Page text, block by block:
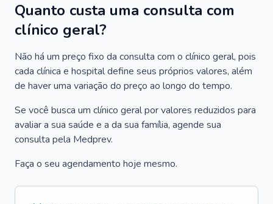
Quanto custa uma consulta com
clínico geral?
Não há um preço fixo da consulta com o clínico geral, pois
cada clínica e hospital define seus próprios valores, além
de haver uma variação do preço ao longo do tempo.
Se você busca um clínico geral por valores reduzidos para
avaliar a sua saúde e a da sua família, agende sua
consulta pela Medprev.
Faça o seu agendamento hoje mesmo.